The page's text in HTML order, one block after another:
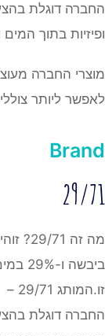
החברה דוגלת
ופיזיות בתוך
מוצרי החברה
לאפשר ליותר
Brand
29/71
החברה דוגלת